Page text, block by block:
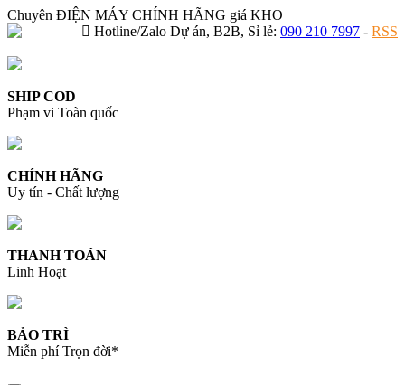
Chuyên ĐIỆN MÁY CHÍNH HÃNG giá KHO
Hotline/Zalo Dự án, B2B, Sỉ lẻ: 090 210 7997 - RSS
SHIP COD
Phạm vi Toàn quốc
CHÍNH HÃNG
Uy tín - Chất lượng
THANH TOÁN
Linh Hoạt
BẢO TRÌ
Miễn phí Trọn đời*